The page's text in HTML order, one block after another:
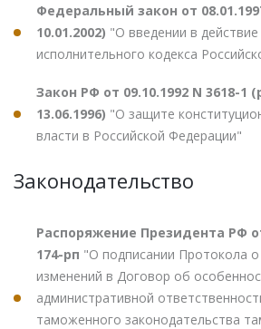
Федеральный закон от
10.01.2002) "О введении в
исполнительного кодекса
Закон РФ от 09.10.1992 N 3618-1
13.06.1996) "О защите
власти в Российской Федерации"
Законодательство
Распоряжение Президента РФ
174-рп "О подписании Протокола о
изменений в Договор об
административной
таможенного законодательства